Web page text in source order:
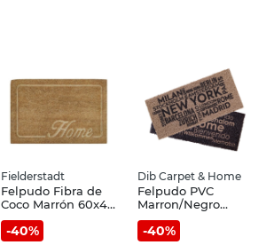
Fielderstadt
Felpudo Fibra de
Coco Marrón 60x40
Cm Home
Fielderstadt
-40%
Dib Carpet & Home
Felpudo PVC
Marron/Negro
30x70 Cm Word
Dib Carpet & Home
-40%